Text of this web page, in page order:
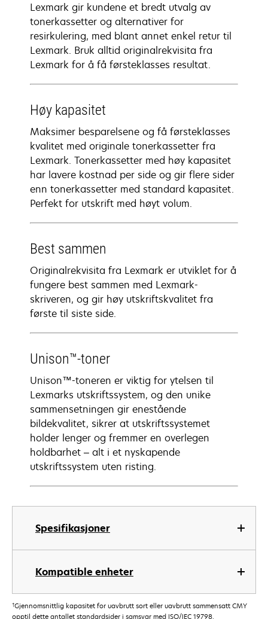
Spesifikasjoner
Kompatible enheter
Lexmark gir kundene et bredt utvalg av
tonerkassetter og alternativer for
resirkulering, med blant annet enkel retur til
Lexmark. Bruk alltid originalrekvisita fra
Lexmark for å få førsteklasses resultat.
Høy kapasitet
Maksimer besparelsene og få førsteklasses
kvalitet med originale tonerkassetter fra
Lexmark. Tonerkassetter med høy kapasitet
har lavere kostnad per side og gir flere sider
enn tonerkassetter med standard kapasitet.
Perfekt for utskrift med høyt volum.
Best sammen
Originalrekvisita fra Lexmark er utviklet for å
fungere best sammen med Lexmark-
skriveren, og gir høy utskriftskvalitet fra
første til siste side.
Unison™-toner
Unison™-toneren er viktig for ytelsen til
Lexmarks utskriftssystem, og den unike
sammensetningen gir enestående
bildekvalitet, sikrer at utskriftssystemet
holder lenger og fremmer en overlegen
holdbarhet – alt i et nyskapende
utskriftssystem uten risting.
†Gjennomsnittlig kapasitet for uavbrutt sort eller uavbrutt sammensatt CMY
opptil dette antallet standardsider i samsvar med ISO/IEC 19798.